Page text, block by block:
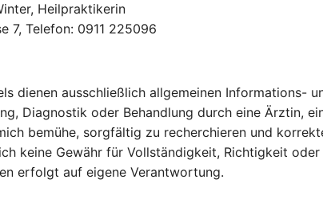
Heilpraktikerin
7, Telefon: 0911 225096
dienen ausschließlich allgemeinen Informations-
Diagnostik oder Behandlung durch eine Ärztin,
bemühe, sorgfältig zu recherchieren und
keine Gewähr für Vollständigkeit, Richtigkeit
erfolgt auf eigene Verantwortung.